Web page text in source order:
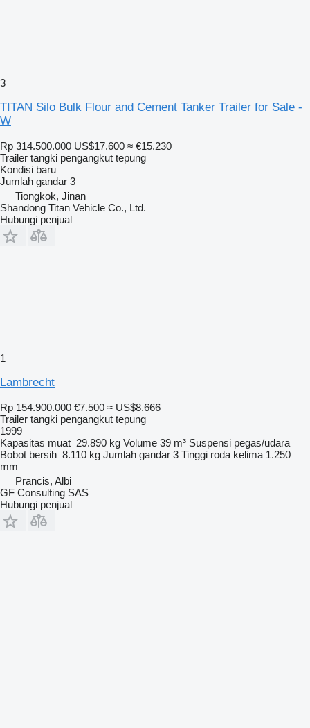
3
TITAN Silo Bulk Flour and Cement Tanker Trailer for Sale -
W
Rp 314.500.000 US$17.600 ≈ €15.230
Trailer tangki pengangkut tepung
Kondisi baru
Jumlah gandar 3
Tiongkok, Jinan
Shandong Titan Vehicle Co., Ltd.
Hubungi penjual
1
Lambrecht
Rp 154.900.000 €7.500 ≈ US$8.666
Trailer tangki pengangkut tepung
1999
Kapasitas muat 29.890 kg Volume 39 m³ Suspensi pegas/udara
Bobot bersih 8.110 kg Jumlah gandar 3 Tinggi roda kelima 1.250
mm
Prancis, Albi
GF Consulting SAS
Hubungi penjual